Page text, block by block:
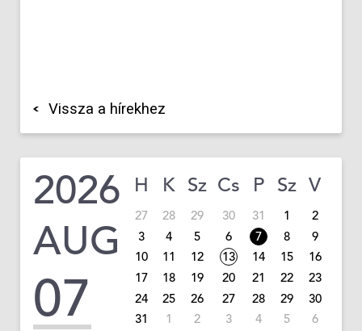
Vissza a hírekhez
2026
AUG
07
H K Sz Cs P Sz V
27 28 29 30 31 1
2
3
4 5 6 7 8
9
10
11 12 13 14 15
16
17
18 19 20 21 22
23
24
25 26 27 28 29
30
31
1 2 3 4 5 6